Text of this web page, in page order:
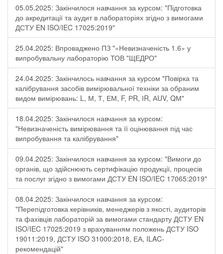
05.05.2025: Закінчилося навчання за курсом: "Підготовка
до акредитації та аудит в лабораторіях згідно з вимогами
ДСТУ EN ISO/IEC 17025:2019"
25.04.2025: Впроваджено ПЗ "«Невизначеність 1.6» у
випробувальну лабораторію ТОВ "ЩЕДРО"
24.04.2025: Закінчилось навчання за курсом "Повірка та
калібрування засобів вимірювальної техніки за обраним
видом вимірювань: L, М, Т, ЕМ, F, РR, ІR, АUV, QМ"
18.04.2025: Закінчилося навчання за курсом:
"Невизначеність вимірювання та її оцінювання під час
випробування та калібрування"
09.04.2025: Закінчилося навчання за курсом: "Вимоги до
органів, що здійснюють сертифікацію продукції, процесів
та послуг згідно з вимогами ДСТУ EN ISO/IEC 17065:2019"
08.04.2025: Закінчилося навчання за курсом:
"Перепідготовка керівників, менеджерів з якості, аудиторів
та фахівців лабораторій за вимогами стандарту ДСТУ EN
ISO/IEC 17025:2019 з врахуванням положень ДСТУ ISO
19011:2019, ДСТУ ISO 31000:2018, ЕА, ILAC-
рекомендацій"